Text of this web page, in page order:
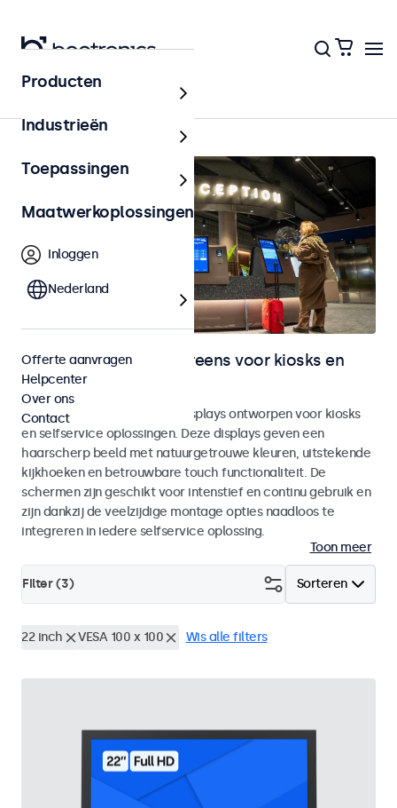
Kiosks & Self-Service
Monitoren en touchscreens voor kiosks en
selfservice
Monitoren en touchscreen displays ontworpen voor kiosks
en selfservice oplossingen. Deze displays geven een
haarscherp beeld met natuurgetrouwe kleuren, uitstekende
kijkhoeken en betrouwbare touch functionaliteit. De
schermen zijn geschikt voor intenstief en continu gebruik en
zijn dankzij de veelzijdige montage opties naadloos te
integreren in iedere selfservice oplossing.
Toon meer
Sorteren
Filter (3)
22 inch VESA 100 x 100 Wis alle filters
Producten
Industrieën
Toepassingen
Maatwerkoplossingen
Inloggen
Nederland
Offerte aanvragen
Helpcenter
Over ons
Contact